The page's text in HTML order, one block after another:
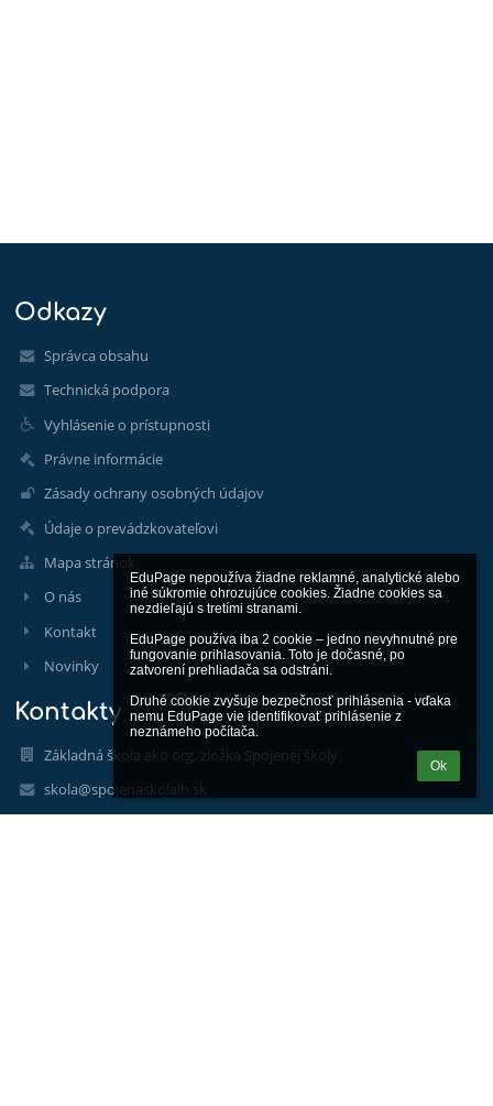
EduPage nepoužíva žiadne reklamné, analytické alebo
iné súkromie ohrozujúce cookies. Žiadne cookies sa
nezdieľajú s tretími stranami.
EduPage používa iba 2 cookie – jedno nevyhnutné pre
fungovanie prihlasovania. Toto je dočasné, po
zatvorení prehliadača sa odstráni.
Druhé cookie zvyšuje bezpečnosť prihlásenia - vďaka
nemu EduPage vie identifikovať prihlásenie z
neznámeho počítača.
Ok
Odkazy
Správca obsahu
Technická podpora
Vyhlásenie o prístupnosti
Právne informácie
Zásady ochrany osobných údajov
Údaje o prevádzkovateľovi
Mapa stránok
O nás
Kontakt
Novinky
Kontakty
Základná škola ako org. zložka Spojenej školy
skola@spojenaskolalh.sk